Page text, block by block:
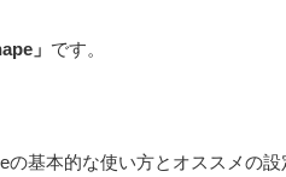
」 です。
基本的な使い方とオススメの設